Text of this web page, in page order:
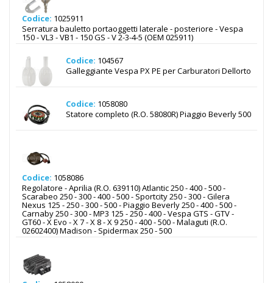
Codice: 1025911
Serratura bauletto portaoggetti laterale - posteriore - Vespa
150 - VL3 - VB1 - 150 GS - V 2-3-4-5 (OEM 025911)
Codice: 104567
Galleggiante Vespa PX PE per Carburatori Dellorto
Codice: 1058080
Statore completo (R.O. 58080R) Piaggio Beverly 500
Codice: 1058086
Regolatore - Aprilia (R.O. 639110) Atlantic 250 - 400 - 500 -
Scarabeo 250 - 300 - 400 - 500 - Sportcity 250 - 300 - Gilera
Nexus 125 - 250 - 300 - 500 - Piaggio Beverly 250 - 400 - 500 -
Carnaby 250 - 300 - MP3 125 - 250 - 400 - Vespa GTS - GTV -
GT60 - X Evo - X 7 - X 8 - X 9 250 - 400 - 500 - Malaguti (R.O.
02602400) Madison - Spidermax 250 - 500